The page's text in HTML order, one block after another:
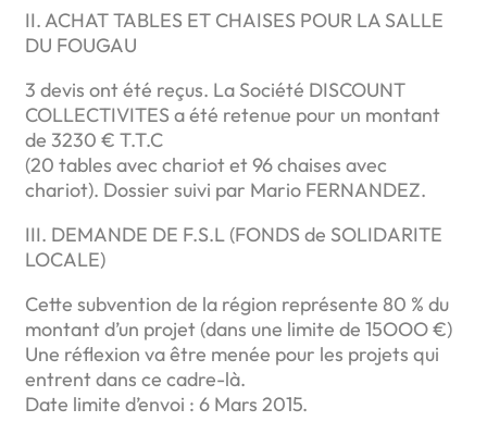
II. ACHAT TABLES ET CHAISES POUR LA SALLE
DU FOUGAU
3 devis ont été reçus. La Société DISCOUNT
COLLECTIVITES a été retenue pour un montant
de 3230 € T.T.C
(20 tables avec chariot et 96 chaises avec
chariot). Dossier suivi par Mario FERNANDEZ.
III. DEMANDE DE F.S.L (FONDS de SOLIDARITE
LOCALE)
Cette subvention de la région représente 80 % du
montant d’un projet (dans une limite de 15OOO €)
Une réflexion va être menée pour les projets qui
entrent dans ce cadre-là.
Date limite d’envoi : 6 Mars 2015.